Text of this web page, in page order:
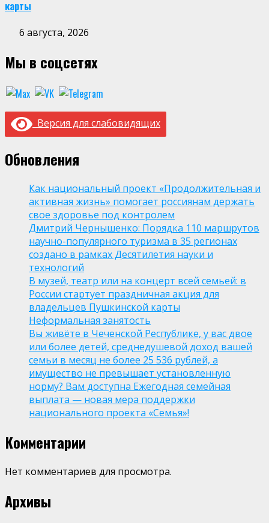
карты
6 августа, 2026
Мы в соцсетях
Версия для слабовидящих
Обновления
Как национальный проект «Продолжительная и
активная жизнь» помогает россиянам держать
свое здоровье под контролем
Дмитрий Чернышенко: Порядка 110 маршрутов
научно-популярного туризма в 35 регионах
создано в рамках Десятилетия науки и
технологий
В музей, театр или на концерт всей семьей: в
России стартует праздничная акция для
владельцев Пушкинской карты
Неформальная занятость
Вы живёте в Чеченской Республике, у вас двое
или более детей, среднедушевой доход вашей
семьи в месяц не более 25 536 рублей, а
имущество не превышает установленную
норму? Вам доступна Ежегодная семейная
выплата — новая мера поддержки
национального проекта «Семья»!
Комментарии
Нет комментариев для просмотра.
Архивы